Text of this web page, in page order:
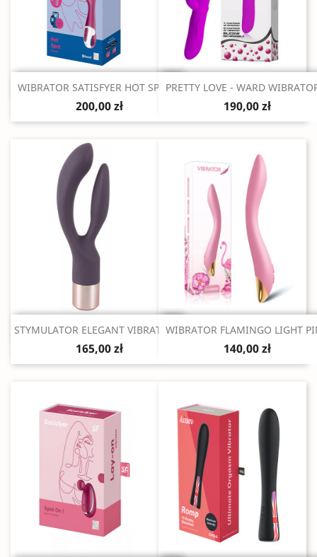
Szybki podgląd
WIBRATOR SATISFYER HOT SPOT...
200,00 zł
Szybki podgląd
PRETTY LOVE - WARD
190,00 zł
Szybki podgląd
STYMULATOR ELEGANT VIBRATOR...
165,00 zł
Szybki podgląd
WIBRATOR FLAMINGO LIGHT
140,00 zł